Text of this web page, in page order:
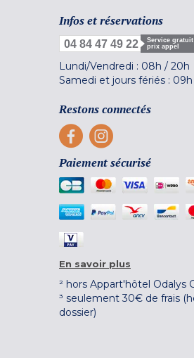
Infos et réservations
04 84 47 49 22
Service gratuit
prix appel
Lundi/Vendredi : 08h / 20h
Samedi et jours fériés : 09h
Restons connectés
Paiement sécurisé
En savoir plus
² hors Appart'hôtel Odalys
³ seulement 30€ de frais
dossier)